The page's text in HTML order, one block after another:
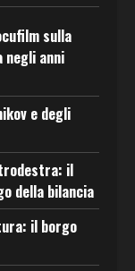
sulla
anni
e degli
il
della bilancia
il borgo